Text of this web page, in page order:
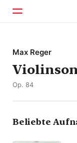
Startseite
Entdecken
Max Reger
Op. 84
Beliebte